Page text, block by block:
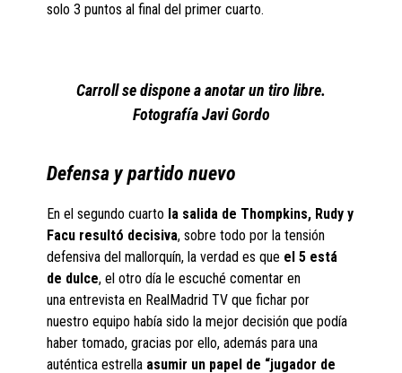
solo 3 puntos al final del primer cuarto.
Carroll se dispone a anotar un tiro libre.
Fotografía Javi Gordo
Defensa y partido nuevo
En el segundo cuarto la salida de Thompkins, Rudy y
Facu resultó decisiva, sobre todo por la tensión
defensiva del mallorquín, la verdad es que el 5 está
de dulce, el otro día le escuché comentar en
una entrevista en RealMadrid TV que fichar por
nuestro equipo había sido la mejor decisión que podía
haber tomado, gracias por ello, además para una
auténtica estrella asumir un papel de “jugador de